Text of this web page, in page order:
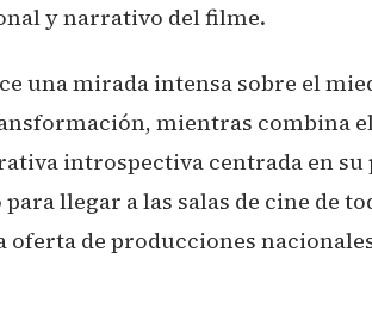
y narrativo del filme.
una mirada intensa sobre el
mientras combina
introspectiva centrada en su
llegar a las salas de cine de
oferta de producciones